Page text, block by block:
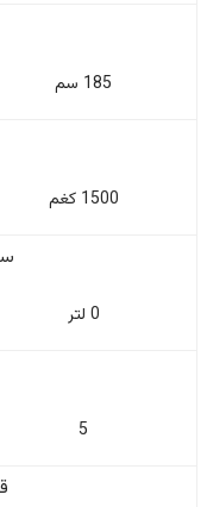
185 سم
1500 كغم
0 لتر
5